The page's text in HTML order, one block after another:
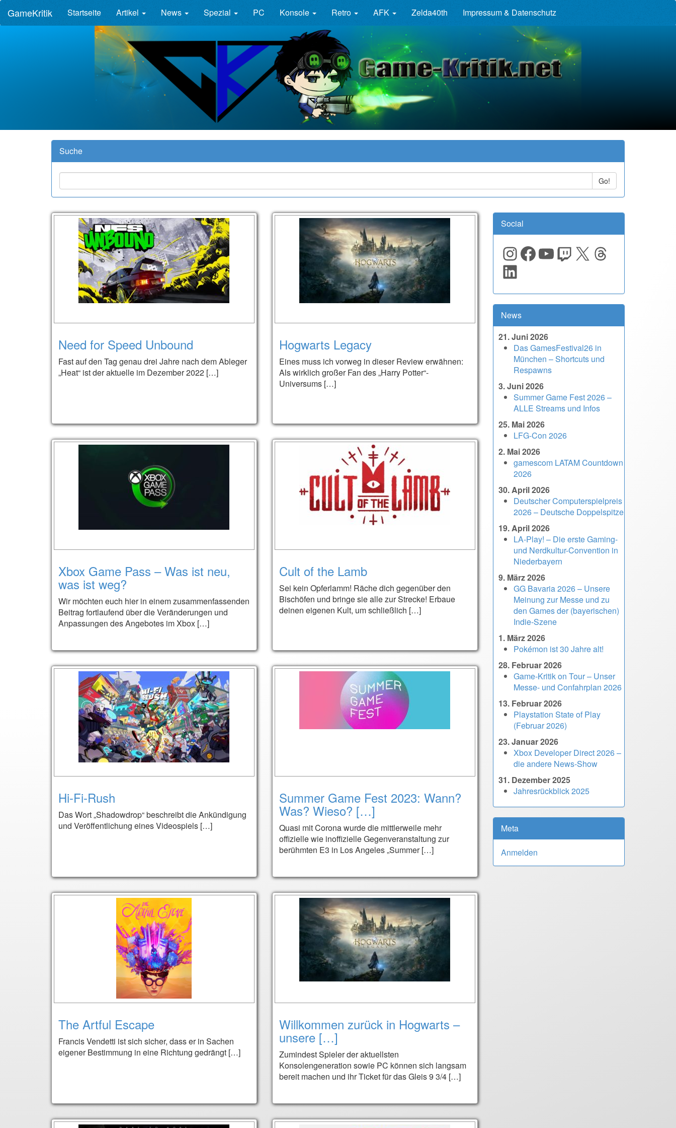
GameKritik Startseite Artikel News Spezial PC Konsole Retro AFK Zelda40th Impressum & Datenschutz
Suche
Go!
Need for Speed Unbound
Fast auf den Tag genau drei Jahre nach dem Ableger
„Heat“ ist der aktuelle im Dezember 2022 […]
Hogwarts Legacy
Eines muss ich vorweg in dieser Review erwähnen:
Als wirklich großer Fan des „Harry Potter“-
Universums […]
Xbox Game Pass – Was ist neu,
was ist weg?
Wir möchten euch hier in einem zusammenfassenden
Beitrag fortlaufend über die Veränderungen und
Anpassungen des Angebotes im Xbox […]
Cult of the Lamb
Sei kein Opferlamm! Räche dich gegenüber den
Bischöfen und bringe sie alle zur Strecke! Erbaue
deinen eigenen Kult, um schließlich […]
Hi-Fi-Rush
Das Wort „Shadowdrop“ beschreibt die Ankündigung
und Veröffentlichung eines Videospiels […]
Summer Game Fest 2023: Wann?
Was? Wieso? […]
Quasi mit Corona wurde die mittlerweile mehr
offizielle wie inoffizielle Gegenveranstaltung zur
berühmten E3 in Los Angeles „Summer […]
The Artful Escape
Francis Vendetti ist sich sicher, dass er in Sachen
eigener Bestimmung in eine Richtung gedrängt […]
Willkommen zurück in Hogwarts –
unsere […]
Zumindest Spieler der aktuellsten
Konsolengeneration sowie PC können sich langsam
bereit machen und ihr Ticket für das Gleis 9 3/4 […]
Social
Instagram
Facebook
YouTube
Twitch
X Threads
LinkedIn
News
21. Juni 2026
Das GamesFestival26 in
München – Shortcuts und
Respawns
3. Juni 2026
Summer Game Fest 2026 –
ALLE Streams und Infos
25. Mai 2026
LFG-Con 2026
2. Mai 2026
gamescom LATAM Countdown
2026
30. April 2026
Deutscher Computerspielpreis
2026 – Deutsche Doppelspitze
19. April 2026
LA-Play! – Die erste Gaming-
und Nerdkultur-Convention in
Niederbayern
9. März 2026
GG Bavaria 2026 – Unsere
Meinung zur Messe und zu
den Games der (bayerischen)
Indie-Szene
1. März 2026
Pokémon ist 30 Jahre alt!
28. Februar 2026
Game-Kritik on Tour – Unser
Messe- und Confahrplan 2026
13. Februar 2026
Playstation State of Play
(Februar 2026)
23. Januar 2026
Xbox Developer Direct 2026 –
die andere News-Show
31. Dezember 2025
Jahresrückblick 2025
Meta
Anmelden